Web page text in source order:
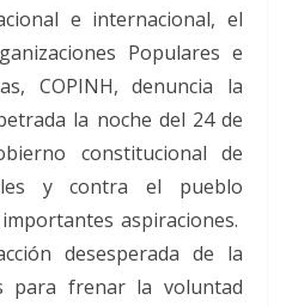
e internacional, el
Populares e
COPINH, denuncia la
la noche del 24 de
constitucional de
y contra el pueblo
aspiraciones.
desesperada de la
para frenar la voluntad